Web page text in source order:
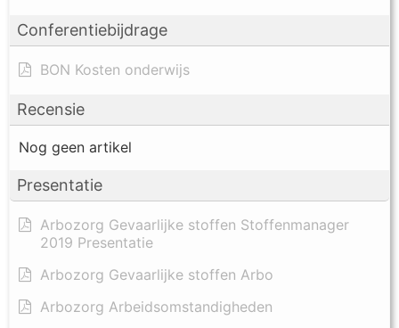
Conferentiebijdrage
BON Kosten onderwijs
Recensie
Nog geen artikel
Presentatie
Arbozorg Gevaarlijke stoffen Stoffenmanager
2019 Presentatie
Arbozorg Gevaarlijke stoffen Arbo
Arbozorg Arbeidsomstandigheden